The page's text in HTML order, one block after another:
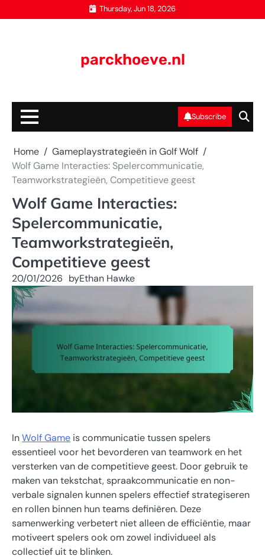
to
Thursday, Jun 18, 2026
parckhoeve.nl
Subscribe
Home
Gameplaystrategieën in Golf Wolf
Wolf Game Interacties: Spelercommunicatie,
Teamworkstrategieën, Competitieve geest
Wolf Game Interacties:
Spelercommunicatie,
Teamworkstrategieën,
Competitieve geest
20/01/2026 byEthan Hawke
InWolf Game is communicatie tussen spelers
essentieel voor het bevorderen van teamwork en het
versterken van de competitieve geest. Door gebruik te
maken van tekstchat, spraakcommunicatie en non-
verbale signalen kunnen spelers effectief strategiseren
en rollen binnen hun teams definiëren. Deze
samenwerking verbetert niet alleen de efficiëntie, maar
motiveert spelers ook om zowel individueel als
collectief uit te blinken.